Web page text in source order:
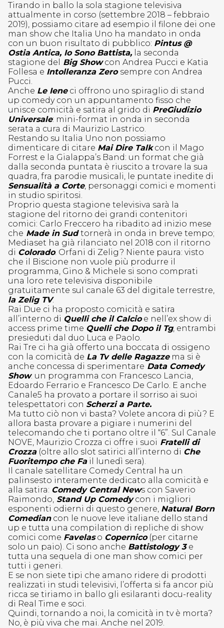
Tirando in ballo la sola stagione televisiva
attualmente in corso (settembre 2018 – febbraio
2019), possiamo citare ad esempio il filone dei one
man show che Italia Uno ha mandato in onda
con un buon risultato di pubblico: Pintus @
Ostia Antica, Io Sono Battista, la seconda
stagione del
Big Showcon Andrea Pucci e Katia
Follesa e Intolleranza Zero sempre con Andrea
Pucci.
Anche Le Ieneci offrono uno spiraglio di stand
up comedy con un appuntamento fisso che
unisce comicità e satira al grido di PreGiudizio
Universale: mini-format in onda in seconda
serata a cura di Maurizio Lastrico.
Restando su Italia Uno non possiamo
dimenticare di citare Mai Dire Talkcon il Mago
Forrest e la Gialappa’s Band: un format che già
dalla seconda puntata è riuscito a trovare la sua
quadra, fra parodie musicali, le puntate inedite di
Sensualità a Corte, personaggi comici e momenti
in studio spiritosi.
Proprio questa stagione televisiva sarà la
stagione del ritorno dei grandi contenitori
comici: Carlo Freccero ha ribadito ad inizio mese
che Made in Sudtornerà in onda in breve tempo;
Mediaset ha già rilanciato nel 2018 con il ritorno
di Colorado. Orfani di Zelig? Niente paura: visto
che il Biscione non vuole più produrre il
programma, Gino & Michele si sono comprati
una loro rete televisiva disponibile
gratuitamente sul canale 63 del digitale terrestre,
la Zelig TV.
Rai Due ci ha proposto comicità e satira
all’interno di Quelli che il Calcioe nell’ex show di
access prime time Quelli che Dopo il Tg, entrambi
presieduti dal duo Luca e Paolo.
Rai Tre ci ha già offerto una boccata di ossigeno
con la comicità de La Tv delle Ragazzema si è
anche concessa di sperimentare Data Comedy
Show: un programma con Francesco Lancia,
Edoardo Ferrario e Francesco De Carlo. E anche
Canale5 ha provato a portare il sorriso ai suoi
telespettatori con Scherzi a Parte.
Ma tutto ciò non vi basta? Volete ancora di più? E
allora basta provare a pigiare i numerini del
telecomando che ti portano oltre il “6”. Sul Canale
NOVE, Maurizio Crozza ci offre i suoi Fratelli di
Crozza(oltre allo slot satirici all’interno di Che
Fuoritempo che Fail lunedì sera).
Il canale satellitare Comedy Central ha un
palinsesto interamente dedicato alla comicità e
alla satira: Comedy Central News con Saverio
Raimondo, Stand Up Comedycon i migliori
esponenti odierni di questo genere, Natural Born
Comediancon le nuove leve italiane dello stand
up e tutta una compilation di repliche di show
comici come Favelaso Copernico(per citarne
solo un paio). Ci sono anche Battistology 3 e
tutta una sequela di one man show comici per
tutti i generi.
E se non siete tipi che amano ridere di prodotti
realizzati in studi televisivi, l’offerta si fa ancor più
ricca se tiriamo in ballo gli esilaranti docu-reality
di Real Time e soci.
Quindi, tornando a noi, la comicità in tv è morta?
No, è più viva che mai. Anche nel 2019.